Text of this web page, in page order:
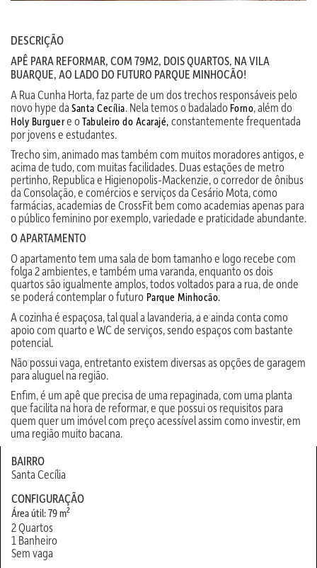
DESCRIÇÃO
APÊ PARA REFORMAR, COM 79M2, DOIS QUARTOS, NA VILA
BUARQUE, AO LADO DO FUTURO PARQUE MINHOCÃO!
A Rua Cunha Horta, faz parte de um dos trechos responsáveis pelo
novo hype da Santa Cecília. Nela temos o badalado Forno, além do
Holy Burguere oTabuleiro do Acarajé, constantemente frequentada
por jovens e estudantes.
Trecho sim, animado mas também com muitos moradores antigos, e
acima de tudo, com muitas facilidades. Duas estações de metro
pertinho, Republica e Higienopolis-Mackenzie, o corredor de ônibus
da Consolação, e comércios e serviços da Cesário Mota, como
farmácias, academias de CrossFit bem como academias apenas para
o público feminino por exemplo, variedade e praticidade abundante.
O APARTAMENTO
O apartamento tem uma sala de bom tamanho e logo recebe com
folga 2 ambientes, e também uma varanda, enquanto os dois
quartos são igualmente amplos, todos voltados para a rua, de onde
se poderá contemplar o futuro Parque Minhocão.
A cozinha é espaçosa, tal qual a lavanderia, a e ainda conta como
apoio com quarto e WC de serviços, sendo espaços com bastante
potencial.
Não possui vaga, entretanto existem diversas as opções de garagem
para aluguel na região.
Enfim, é um apê que precisa de uma repaginada, com uma planta
que facilita na hora de reformar, e que possui os requisitos para
quem quer um imóvel com preço acessível assim como investir, em
uma região muito bacana.
BAIRRO
Santa Cecília
CONFIGURAÇÃO
Área útil: 79 m2
2 Quartos
1 Banheiro
Sem vaga